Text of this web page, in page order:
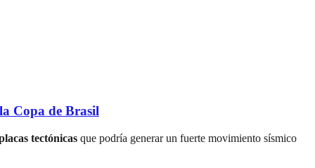
Copa de Brasil
tectónicas que podría generar un fuerte movimiento sísmico